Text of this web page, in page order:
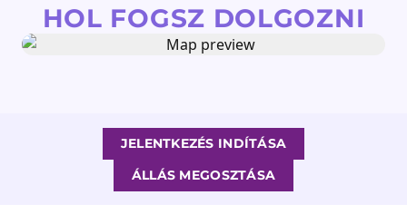
HOL FOGSZ DOLGOZNI
JELENTKEZÉS INDÍTÁSA
ÁLLÁS MEGOSZTÁSA